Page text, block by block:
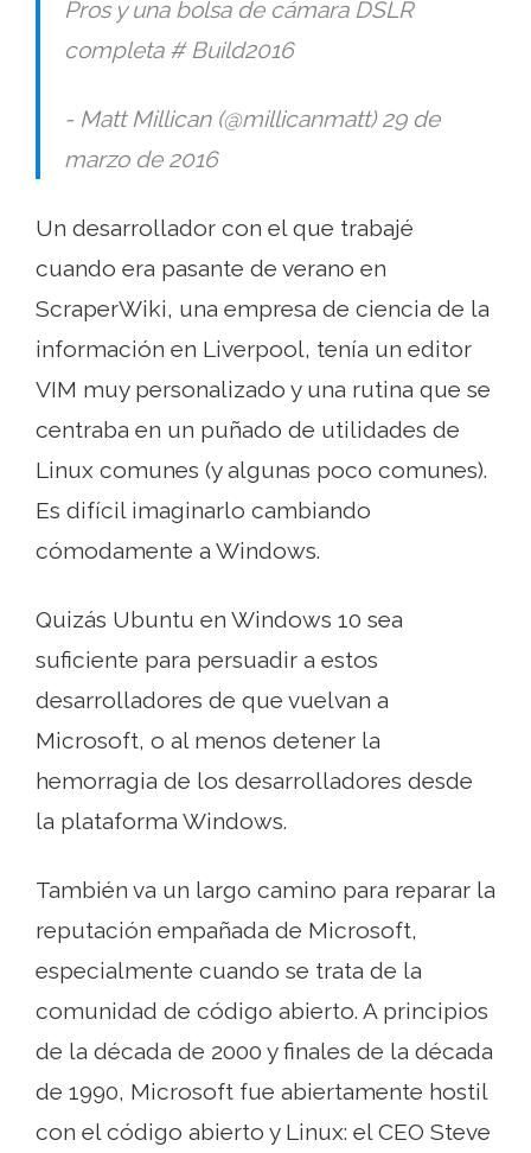
Pros y una bolsa de cámara DSLR
completa # Build2016
- Matt Millican (@millicanmatt) 29 de
marzo de 2016
Un desarrollador con el que trabajé
cuando era pasante de verano en
ScraperWiki, una empresa de ciencia de la
información en Liverpool, tenía un editor
VIM muy personalizado y una rutina que se
centraba en un puñado de utilidades de
Linux comunes (y algunas poco comunes).
Es difícil imaginarlo cambiando
cómodamente a Windows.
Quizás Ubuntu en Windows 10 sea
suficiente para persuadir a estos
desarrolladores de que vuelvan a
Microsoft, o al menos detener la
hemorragia de los desarrolladores desde
la plataforma Windows.
También va un largo camino para reparar la
reputación empañada de Microsoft,
especialmente cuando se trata de la
comunidad de código abierto. A principios
de la década de 2000 y finales de la década
de 1990, Microsoft fue abiertamente hostil
con el código abierto y Linux: el CEO Steve